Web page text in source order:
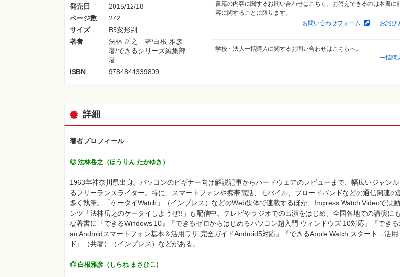
発売日
2015/12/18
ページ数
272
サイズ
B5変形判
著者
法林 岳之 著/白根 雅彦
著/できるシリーズ編集部
著
ISBN
9784844339809
書籍の内容に関するお問い合わせはこちら。お答えできるのは本書に
容に関することに限ります。
お問い合わせフォーム
お詫び
学校・法人一括購入に関するお問い合わせはこちらへ。
一括購
詳細
著者プロフィール
◎ 法林岳之（ほうりん たかゆき）
1963年神奈川県出身。パソコンのビギナー向け解説記事からハードウェアのレビューまで、幅広いジャン
るフリーランスライター。特に、スマートフォンや携帯電話、モバイル、ブロードバンドなどの通信関連の
多く執筆。「ケータイWatch」（インプレス）などのWeb媒体で連載するほか、Impress Watch Videoでは
ンツ「法林岳之のケータイしようぜ!!」も配信中。テレビやラジオでの出演をはじめ、全国各地での講演に
な著書に『できるWindows 10』『できるゼロからはじめるパソコン超入門 ウィンドウズ 10対応』『できる
au Androidスマートフォン基本＆活用ワザ 完全ガイドAndroid5対応』『できるApple Watch スタート→活用
ド』（共著）（インプレス）などがある。
◎ 白根雅彦（しらね まさひこ）